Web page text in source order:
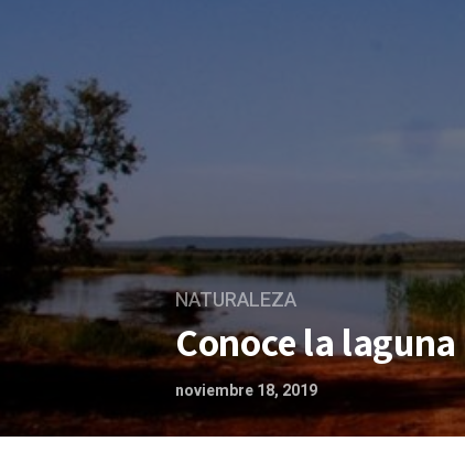
NATURALEZA
Conoce la
noviembre 18, 2019